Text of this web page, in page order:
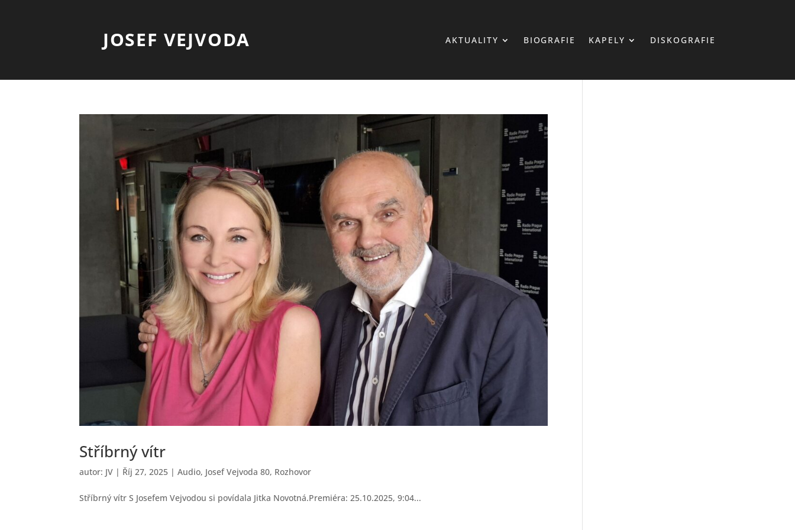
JOSEF VEJVODA AKTUALITY BIOGRAFIE KAPELY DISKOGRAFIE
Stříbrný vítr
autor: JV | Říj 27, 2025 |Audio, Josef Vejvoda 80, Rozhovor
Stříbrný vítr S Josefem Vejvodou si povídala Jitka Novotná.Premiéra: 25.10.2025, 9:04...